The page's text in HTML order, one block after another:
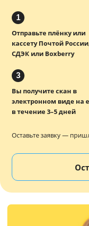
Полиграфия
Услуги и сервис
1
Отправьте плёнку или
кассету Почтой
СДЭК или Boxberry
3
Вы получите скан в
электронном виде на
в течение 3–5 дней
Оставьте заявку —